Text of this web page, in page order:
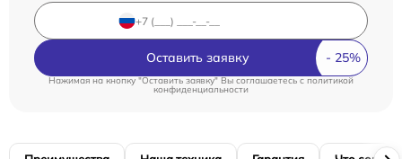
Оставить заявку
Нажимая на кнопку "Оставить заявку" Вы соглашаетесь cполитикой
конфиденциальности